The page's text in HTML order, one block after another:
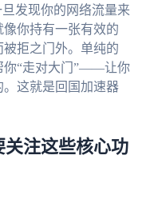
发现你的网络流量来
你持有一张有效的
拒之门外。单纯的
你“走对大门”——让你
这就是回国加速器
注这些核心功